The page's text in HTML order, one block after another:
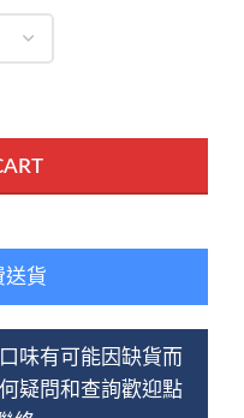
送貨
味有可能因缺貨而
疑問和查詢歡迎點